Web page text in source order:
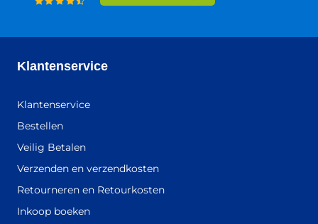
Klantenservice
Klantenservice
Bestellen
Veilig Betalen
Verzenden en verzendkosten
Retourneren en Retourkosten
Inkoop boeken